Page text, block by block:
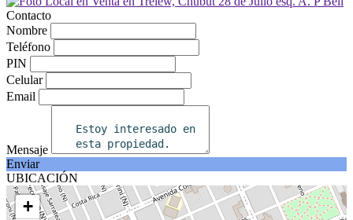
Contacto
Nombre
Teléfono
PIN
Celular
Email
Mensaje
Enviar
UBICACIÓN
+